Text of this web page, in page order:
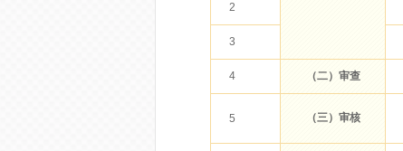
2
3
4 （二）审查
5 （三）审核